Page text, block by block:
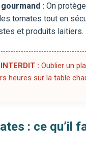
: On
tomates tout en
et produits laitiers.
: Oublier un
heures sur la table
: ce qu’il